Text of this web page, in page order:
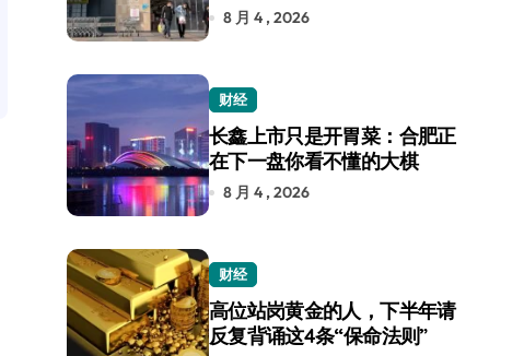
8 月 4 , 2026
财经
长鑫上市只是开胃菜：合肥正
在下一盘你看不懂的大棋
8 月 4 , 2026
财经
高位站岗黄金的人，下半年请
反复背诵这4条“保命法则”